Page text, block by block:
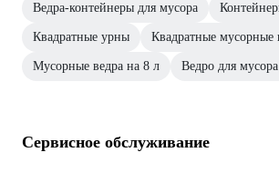
Ведра-контейнеры для мусора
Квадратные урны Квадратные мусорные
Мусорные ведра на 8 л Ведро для
Сервисное обслуживание